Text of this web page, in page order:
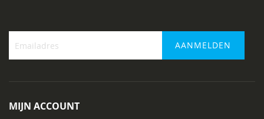
nieuwsbrief
AANMELDEN
MIJN ACCOUNT